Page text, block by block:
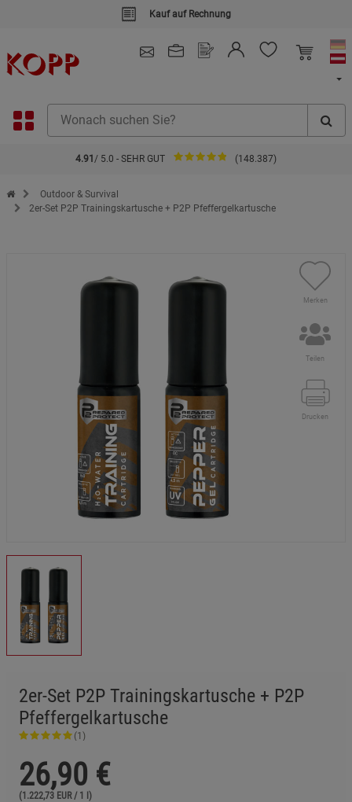
4.91 / 5.0 - SEHR GUT (148.387)
Zur Startseite des Kopp Verlag Online-Shop
Outdoor & Survival
2er-Set P2P Trainingskartusche + P2P Pfeffergelkartusche
Merken
Teilen
Drucken
2er-Set P2P Trainingskartusche + P2P
Pfeffergelkartusche
(1)
26,90 €
(1.222,73 EUR / 1 l)